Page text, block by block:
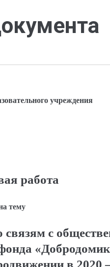
учреждения
работа
тему
связям с
в 2020 –